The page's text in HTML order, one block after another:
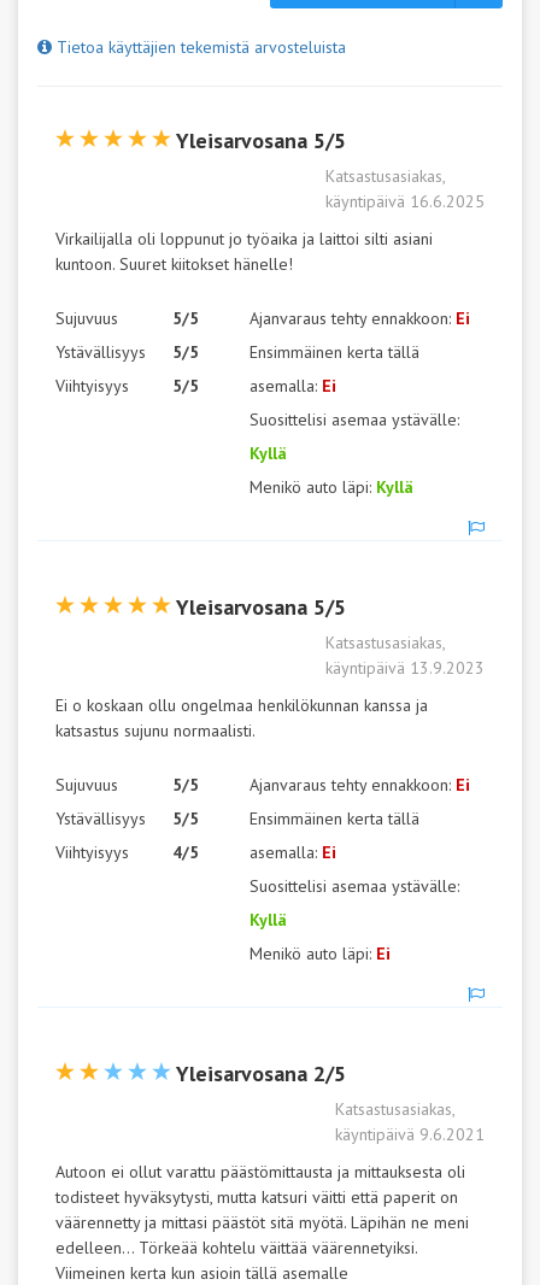
Tietoa käyttäjien tekemistä arvosteluista
Yleisarvosana 5/5
Katsastusasiakas,
käyntipäivä 16.6.2025
Virkailijalla oli loppunut jo työaika ja laittoi silti asiani
kuntoon. Suuret kiitokset hänelle!
Sujuvuus
Ystävällisyys
Viihtyisyys
5/5
5/5
5/5
Ajanvaraus tehty ennakkoon: Ei
Ensimmäinen kerta tällä
asemalla: Ei
Suosittelisi asemaa ystävälle:
Kyllä
Menikö auto läpi: Kyllä
Yleisarvosana 5/5
Katsastusasiakas,
käyntipäivä 13.9.2023
Ei o koskaan ollu ongelmaa henkilökunnan kanssa ja
katsastus sujunu normaalisti.
Sujuvuus
Ystävällisyys
Viihtyisyys
5/5
5/5
4/5
Ajanvaraus tehty ennakkoon: Ei
Ensimmäinen kerta tällä
asemalla: Ei
Suosittelisi asemaa ystävälle:
Kyllä
Menikö auto läpi: Ei
Yleisarvosana 2/5
Katsastusasiakas,
käyntipäivä 9.6.2021
Autoon ei ollut varattu päästömittausta ja mittauksesta oli
todisteet hyväksytysti, mutta katsuri väitti että paperit on
väärennetty ja mittasi päästöt sitä myötä. Läpihän ne meni
edelleen... Törkeää kohtelu väittää väärennetyiksi.
Viimeinen kerta kun asioin tällä asemalle